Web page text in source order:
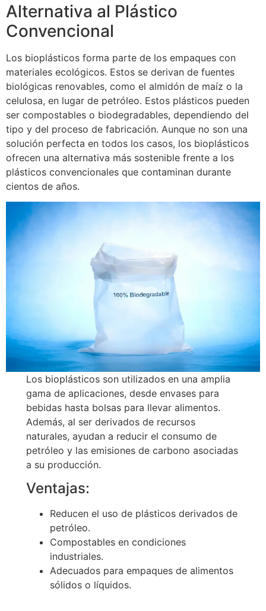
Alternativa al Plástico
Convencional
Los bioplásticos forma parte de los empaques con
materiales ecológicos. Estos se derivan de fuentes
biológicas renovables, como el almidón de maíz o la
celulosa, en lugar de petróleo. Estos plásticos pueden
ser compostables o biodegradables, dependiendo del
tipo y del proceso de fabricación. Aunque no son una
solución perfecta en todos los casos, los bioplásticos
ofrecen una alternativa más sostenible frente a los
plásticos convencionales que contaminan durante
cientos de años.
Los bioplásticos son utilizados en una amplia
gama de aplicaciones, desde envases para
bebidas hasta bolsas para llevar alimentos.
Además, al ser derivados de recursos
naturales, ayudan a reducir el consumo de
petróleo y las emisiones de carbono asociadas
a su producción.
Ventajas:
Reducen el uso de plásticos derivados de
petróleo.
Compostables en condiciones
industriales.
Adecuados para empaques de alimentos
sólidos o líquidos.